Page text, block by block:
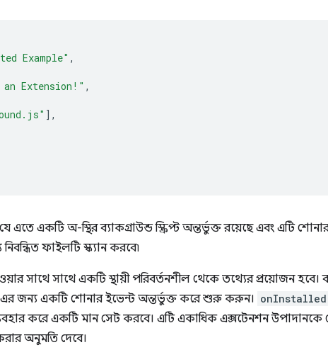
Example" ,
Extension!" ,
],
এতে একটি অ-স্থির ব্যাকগ্রাউন্ড স্ক্রিপ্ট অন্তর্ভুক্ত রয়েছে এবং এটি
ফাইলটি স্ক্যান করবে৷
সাথে সাথে একটি স্থায়ী পরিবর্তনশীল থেকে তথ্যের প্রয়োজন হবে।
এর জন্য একটি শোনার ইভেন্ট অন্তর্ভুক্ত করে শুরু করুন। onInstalled
করে একটি মান সেট করবে। এটি একাধিক এক্সটেনশন উপাদানকে
অনুমতি দেবে।